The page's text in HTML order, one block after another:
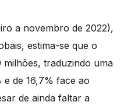
a novembro de 2022),
estima-se que o
traduzindo uma
de 16,7% face ao
de ainda faltar a